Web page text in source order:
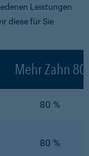
Leistungen
diese für Sie
Mehr Zahn 80
80 %
80 %